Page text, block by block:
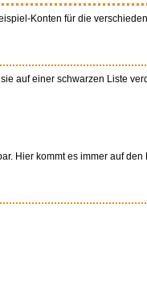
Konten für die
auf einer schwarzen Liste
Hier kommt es immer auf